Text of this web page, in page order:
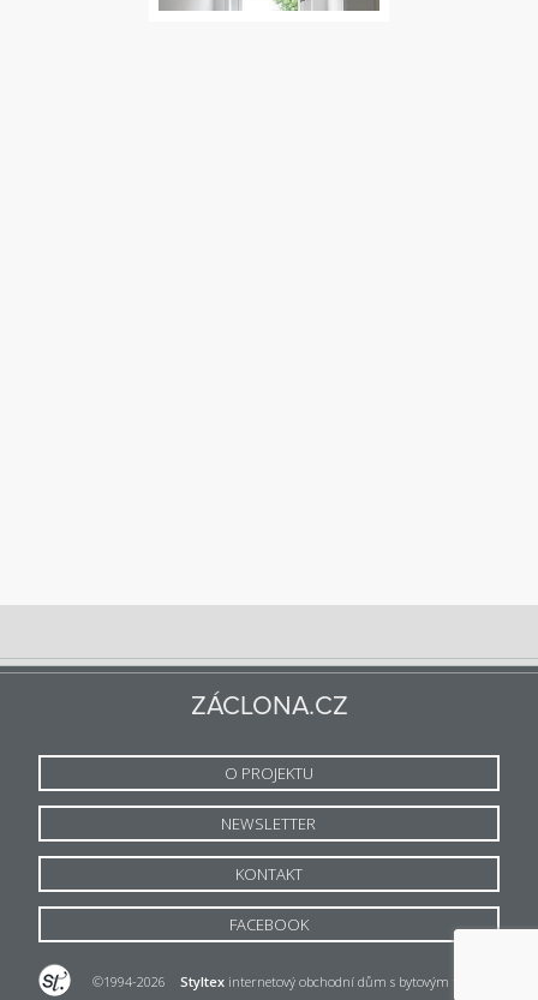
ZÁCLONA.CZ
O PROJEKTU
NEWSLETTER
KONTAKT
FACEBOOK
©1994-2026 Styltexinternetový obchodní dům s bytovým textilem